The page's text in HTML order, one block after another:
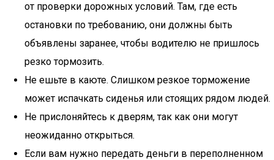
от проверки дорожных условий. Там, где есть
остановки по требованию, они должны быть
объявлены заранее, чтобы водителю не пришлось
резко тормозить.
Не ешьте в каюте. Слишком резкое торможение
может испачкать сиденья или стоящих рядом людей.
Не прислоняйтесь к дверям, так как они могут
неожиданно открыться.
Если вам нужно передать деньги в переполненном